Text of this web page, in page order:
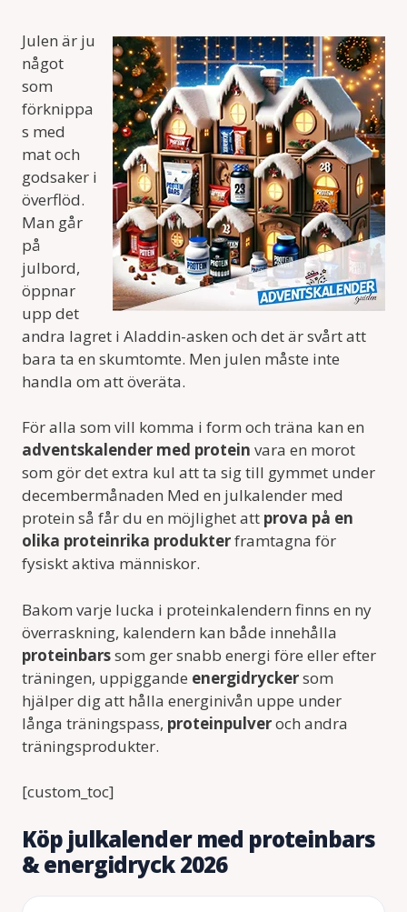
Julen är ju
något
som
förknippa
s med
mat och
godsaker i
överflöd.
Man går
på
julbord,
öppnar
upp det
andra lagret i Aladdin-asken och det är svårt att
bara ta en skumtomte. Men julen måste inte
handla om att överäta.
För alla som vill komma i form och träna kan en
adventskalender med protein vara en morot
som gör det extra kul att ta sig till gymmet under
decembermånaden Med en julkalender med
protein så får du en möjlighet att prova på en
olika proteinrika produkterframtagna för
fysiskt aktiva människor.
Bakom varje lucka i proteinkalendern finns en ny
överraskning, kalendern kan både innehålla
proteinbarssom ger snabb energi före eller efter
träningen, uppiggande energidryckersom
hjälper dig att hålla energinivån uppe under
långa träningspass, proteinpulveroch andra
träningsprodukter.
[custom_toc]
Köp julkalender med proteinbars
& energidryck 2026